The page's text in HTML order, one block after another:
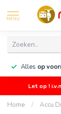
MENU
Alles op
Let op !
Home / Accu